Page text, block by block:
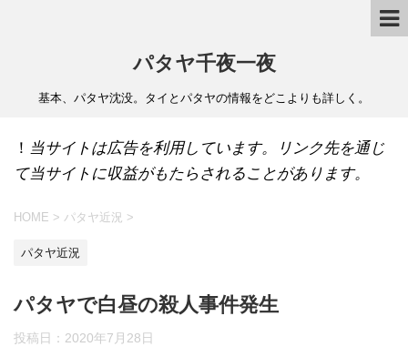
パタヤ千夜一夜
基本、パタヤ沈没。タイとパタヤの情報をどこよりも詳しく。
！ 当サイトは広告を利用しています。リンク先を通じ
て当サイトに収益がもたらされることがあります。
HOME > パタヤ近況 >
パタヤ近況
パタヤで白昼の殺人事件発生
投稿日： 2020年7月28日